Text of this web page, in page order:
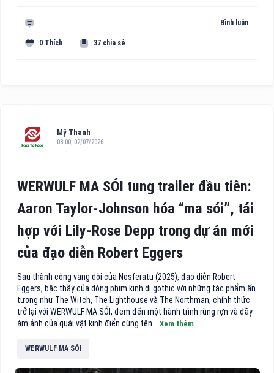
Bình luận
0 Thích 37 chia sẻ
Mỹ Thanh
08:00, 02/07/2026
WERWULF MA SÓI tung trailer đầu tiên:
Aaron Taylor-Johnson hóa “ma sói”, tái
hợp với Lily-Rose Depp trong dự án mới
của đạo diễn Robert Eggers
Sau thành công vang dội của Nosferatu (2025), đạo diễn Robert
Eggers, bậc thầy của dòng phim kinh dị gothic với những tác phẩm ấn
tượng như The Witch, The Lighthouse và The Northman, chính thức
trở lại với WERWULF MA SÓI, đem đến một hành trình rùng rợn và đầy
ám ảnh của quái vật kinh điển cùng tên... Xem thêm
WERWULF MA SÓI